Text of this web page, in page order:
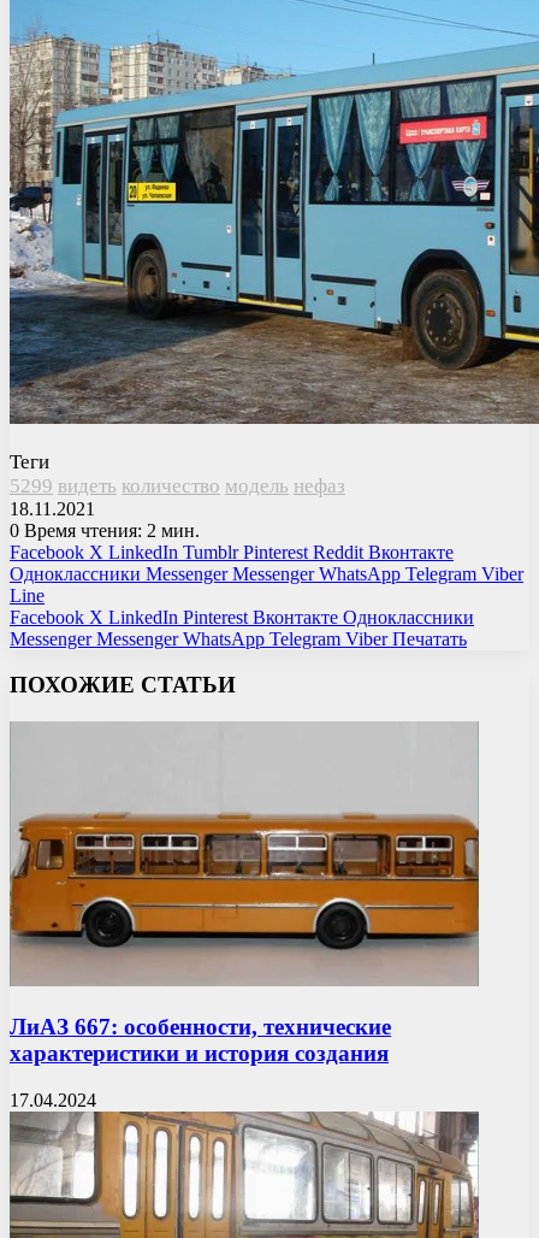
Теги
5299 видеть количество модель нефаз
18.11.2021
0 Время чтения: 2 мин.
Facebook X LinkedIn Tumblr Pinterest Reddit Вконтакте
Одноклассники Messenger Messenger WhatsApp Telegram Viber
Line
Facebook X LinkedIn Pinterest Вконтакте Одноклассники
Messenger Messenger WhatsApp Telegram Viber Печатать
ПОХОЖИЕ СТАТЬИ
ЛиАЗ 667: особенности, технические
характеристики и история создания
17.04.2024